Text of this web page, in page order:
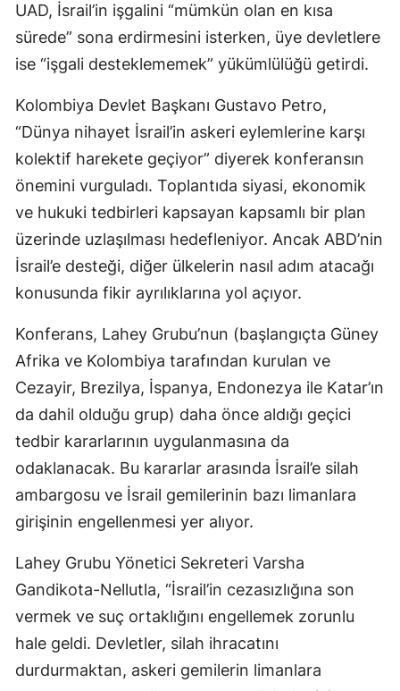
UAD, İsrail’in işgalini “mümkün olan en kısa
sürede” sona erdirmesini isterken, üye devletlere
ise “işgali desteklememek” yükümlülüğü getirdi.
Kolombiya Devlet Başkanı Gustavo Petro,
“Dünya nihayet İsrail’in askeri eylemlerine karşı
kolektif harekete geçiyor” diyerek konferansın
önemini vurguladı. Toplantıda siyasi, ekonomik
ve hukuki tedbirleri kapsayan kapsamlı bir plan
üzerinde uzlaşılması hedefleniyor. Ancak ABD’nin
İsrail’e desteği, diğer ülkelerin nasıl adım atacağı
konusunda fikir ayrılıklarına yol açıyor.
Konferans, Lahey Grubu’nun (başlangıçta Güney
Afrika ve Kolombiya tarafından kurulan ve
Cezayir, Brezilya, İspanya, Endonezya ile Katar’ın
da dahil olduğu grup) daha önce aldığı geçici
tedbir kararlarının uygulanmasına da
odaklanacak. Bu kararlar arasında İsrail’e silah
ambargosu ve İsrail gemilerinin bazı limanlara
girişinin engellenmesi yer alıyor.
Lahey Grubu Yönetici Sekreteri Varsha
Gandikota-Nellutla, “İsrail’in cezasızlığına son
vermek ve suç ortaklığını engellemek zorunlu
hale geldi. Devletler, silah ihracatını
durdurmaktan, askeri gemilerin limanlara